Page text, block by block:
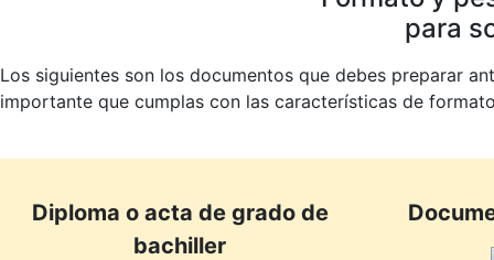
para
Los siguientes son los documentos que debes preparar
importante que cumplas con las características de
Diploma o acta de grado de
bachiller